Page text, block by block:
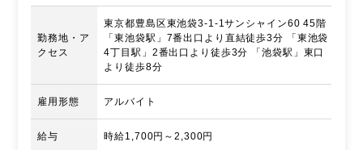
勤務地・ア
クセス
東京都豊島区東池袋3-1-1サンシャイン60 45階
「東池袋駅」7番出口より直結徒歩3分 「東池袋
4丁目駅」2番出口より徒歩3分 「池袋駅」東口
より徒歩8分
雇用形態 アルバイト
給与 時給1,700円～2,300円